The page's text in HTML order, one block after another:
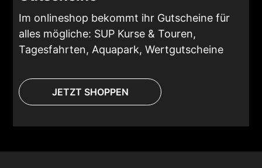
Im onlineshop bekommt ihr Gutscheine für
alles mögliche: SUP Kurse & Touren,
Tagesfahrten, Aquapark, Wertgutscheine
JETZT SHOPPEN